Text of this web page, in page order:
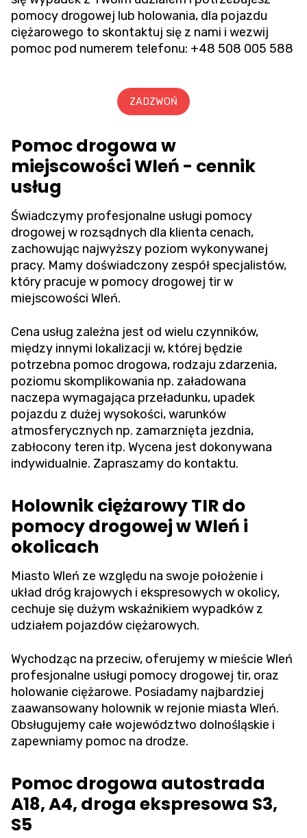
pomocy drogowej lub holowania, dla pojazdu
ciężarowego to skontaktuj się z nami i wezwij
pomoc pod numerem telefonu: +48 508 005 588
ZADZWOŃ
Pomoc drogowa w
miejscowości Wleń - cennik
usług
Świadczymy profesjonalne usługi pomocy
drogowej w rozsądnych dla klienta cenach,
zachowując najwyższy poziom wykonywanej
pracy. Mamy doświadczony zespół specjalistów,
który pracuje w pomocy drogowej tir w
miejscowości Wleń.
Cena usług zależna jest od wielu czynników,
między innymi lokalizacji w, której będzie
potrzebna pomoc drogowa, rodzaju zdarzenia,
poziomu skomplikowania np. załadowana
naczepa wymagająca przeładunku, upadek
pojazdu z dużej wysokości, warunków
atmosferycznych np. zamarznięta jezdnia,
zabłocony teren itp. Wycena jest dokonywana
indywidualnie. Zapraszamy do kontaktu.
Holownik ciężarowy TIR do
pomocy drogowej w Wleń i
okolicach
Miasto Wleń ze względu na swoje położenie i
układ dróg krajowych i ekspresowych w okolicy,
cechuje się dużym wskaźnikiem wypadków z
udziałem pojazdów ciężarowych.
Wychodząc na przeciw, oferujemy w mieście Wleń
profesjonalne usługi pomocy drogowej tir, oraz
holowanie ciężarowe. Posiadamy najbardziej
zaawansowany holownik w rejonie miasta Wleń.
Obsługujemy całe województwo dolnośląskie i
zapewniamy pomoc na drodze.
Pomoc drogowa autostrada
A18, A4, droga ekspresowa S3,
S5